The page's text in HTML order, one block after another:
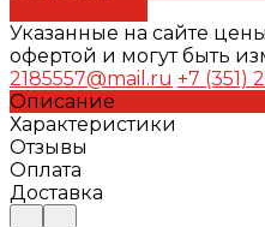
Указанные на сайте
офертой и могут быть
2185557@mail.ru +7 (351)
Описание
Характеристики
Отзывы
Оплата
Доставка